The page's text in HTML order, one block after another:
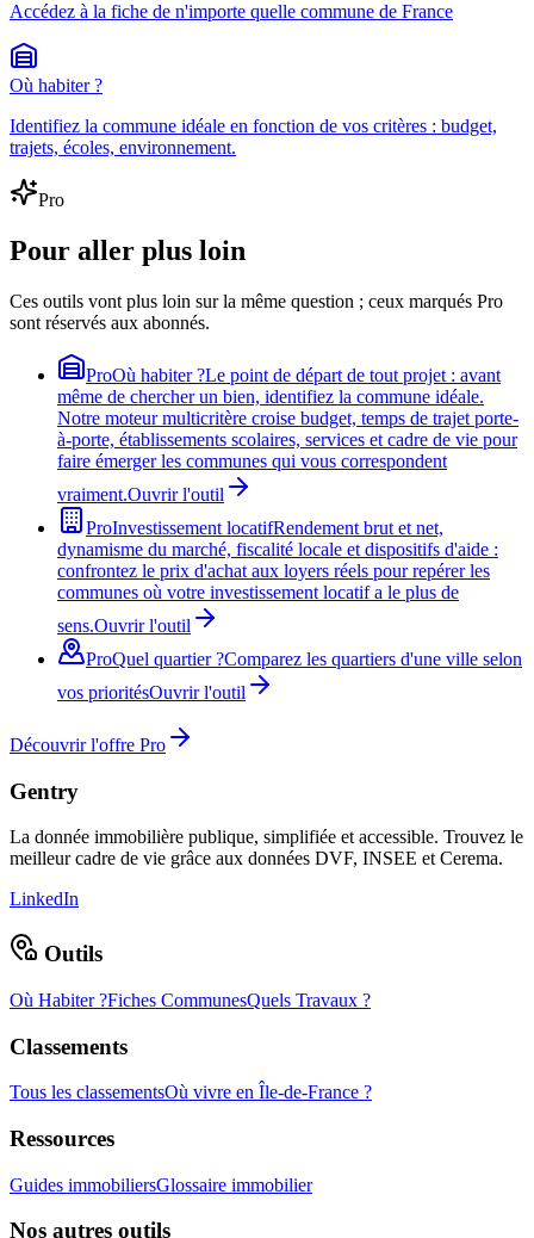
Accédez à la fiche de n'importe quelle commune de France
Où habiter ?
Identifiez la commune idéale en fonction de vos critères : budget,
trajets, écoles, environnement.
Pro
Pour aller plus loin
Ces outils vont plus loin sur la même question ; ceux marqués Pro
sont réservés aux abonnés.
ProOù habiter ?Le point de départ de tout projet : avant
même de chercher un bien, identifiez la commune idéale.
Notre moteur multicritère croise budget, temps de trajet porte-
à-porte, établissements scolaires, services et cadre de vie pour
faire émerger les communes qui vous correspondent
vraiment.Ouvrir l'outil
ProInvestissement locatifRendement brut et net,
dynamisme du marché, fiscalité locale et dispositifs d'aide :
confrontez le prix d'achat aux loyers réels pour repérer les
communes où votre investissement locatif a le plus de
sens.Ouvrir l'outil
ProQuel quartier ?Comparez les quartiers d'une ville selon
vos prioritésOuvrir l'outil
Découvrir l'offre Pro
Gentry
La donnée immobilière publique, simplifiée et accessible. Trouvez le
meilleur cadre de vie grâce aux données DVF, INSEE et Cerema.
LinkedIn
Outils
Où Habiter ?Fiches CommunesQuels Travaux ?
Classements
Tous les classementsOù vivre en Île-de-France ?
Ressources
Guides immobiliersGlossaire immobilier
Nos autres outils